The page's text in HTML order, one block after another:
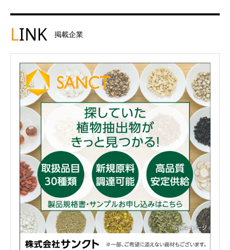
LINK 掲載企業